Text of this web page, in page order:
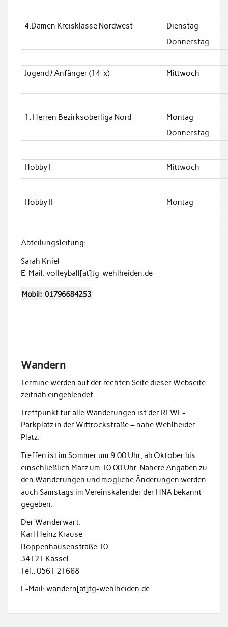
4.Damen Kreisklasse Nordwest
Dienstag
Donnerstag
Jugend / Anfänger (14-x) Mittwoch
1. Herren Bezirksoberliga Nord
Montag
Donnerstag
Hobby I Mittwoch
Hobby II Montag
Abteilungsleitung:
Sarah Kniel
E-Mail: volleyball[at]tg-wehlheiden.de
Wandern
Termine werden auf der rechten Seite dieser Webseite
zeitnah eingeblendet.
Treffpunkt für alle Wanderungen ist der REWE-
Parkplatz in der Wittrockstraße – nähe Wehlheider
Platz.
Treffen ist im Sommer um 9.00 Uhr, ab Oktober bis
einschließlich März um 10.00 Uhr. Nähere Angaben zu
den Wanderungen und mögliche Änderungen werden
auch Samstags im Vereinskalender der HNA bekannt
gegeben.
Der Wanderwart:
Karl Heinz Krause
Boppenhausenstraße 10
34121 Kassel
Tel.: 0561 21668
E-Mail: wandern[at]tg-wehlheiden.de